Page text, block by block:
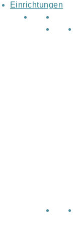
Einrichtungen